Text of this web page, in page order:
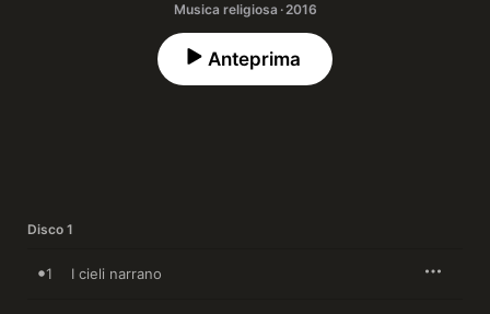
Musica religiosa · 2016
Anteprima
Disco 1
1 I cieli narrano